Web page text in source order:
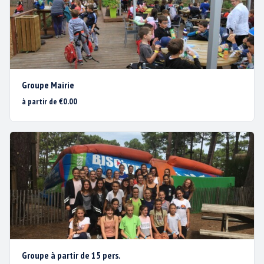
TARIFS
PLAN D’ACCÈS
ACTUS / PROMOS
BISC'AVENTURE®
1200 avenue de la Plage
40600 BISCARROSSE PLAGE
Groupe Mairie
à partir de €0.00
Groupe à partir de 15 pers.